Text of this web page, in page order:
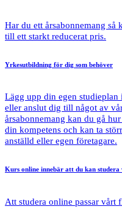
Har du ett årsabonnemang
till ett starkt reducerat pris.
Yrkesutbildning för dig som behöver
Lägg upp din egen studieplan
eller anslut dig till något av
årsabonnemang kan du gå
din kompetens och kan ta
anställd eller egen företagare.
Kurs online innebär att du kan studera
Att studera online passar